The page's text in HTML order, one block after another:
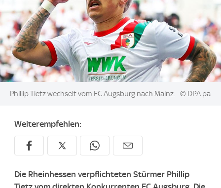
Image:
Phillip Tietz wechselt vom FC Augsburg nach Mainz. © DPA pa
Weiterempfehlen:
Die Rheinhessen verpflichteten Stürmer Phillip